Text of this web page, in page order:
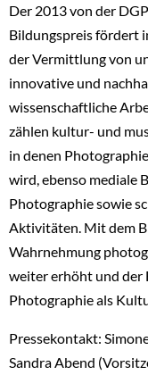
Der 2013 von der
Bildungspreis fördert
der Vermittlung von
innovative und
wissenschaftliche
zählen kultur- und
in denen
wird, ebenso mediale
Photographie sowie
Aktivitäten. Mit dem
Wahrnehmung
weiter erhöht und der
Photographie als
Pressekontakt:
Sandra Abend